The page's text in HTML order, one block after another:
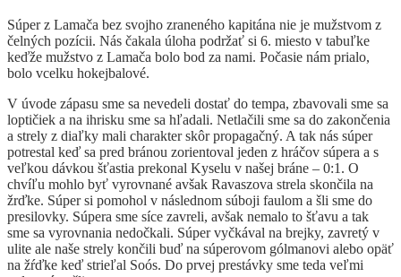
Súper z Lamača bez svojho zraneného kapitána nie je mužstvom z
čelných pozícii. Nás čakala úloha podržať si 6. miesto v tabuľke
keďže mužstvo z Lamača bolo bod za nami. Počasie nám prialo,
bolo vcelku hokejbalové.
V úvode zápasu sme sa nevedeli dostať do tempa, zbavovali sme sa
loptičiek a na ihrisku sme sa hľadali. Netlačili sme sa do zakončenia
a strely z diaľky mali charakter skôr propagačný. A tak nás súper
potrestal keď sa pred bránou zorientoval jeden z hráčov súpera a s
veľkou dávkou šťastia prekonal Kyselu v našej bráne – 0:1. O
chvíľu mohlo byť vyrovnané avšak Ravaszova strela skončila na
žrďke. Súper si pomohol v následnom súboji faulom a šli sme do
presilovky. Súpera sme síce zavreli, avšak nemalo to šťavu a tak
sme sa vyrovnania nedočkali. Súper vyčkával na brejky, zavretý v
ulite ale naše strely končili buď na súperovom gólmanovi alebo opäť
na žŕďke keď strieľal Soós. Do prvej prestávky sme teda veľmi